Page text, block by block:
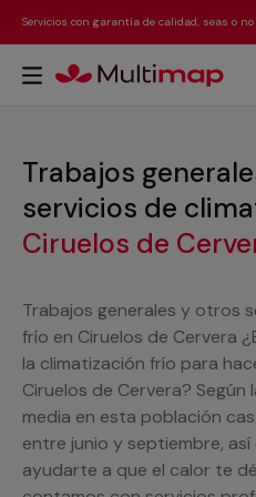
Servicios con garantía de calidad, seas o no
Trabajos
servicios de
Ciruelos de
Trabajos generales y otros
frío en Ciruelos de Cervera
la climatización frío para
Ciruelos de Cervera? Según
media en esta población
entre junio y septiembre,
ayudarte a que el calor te